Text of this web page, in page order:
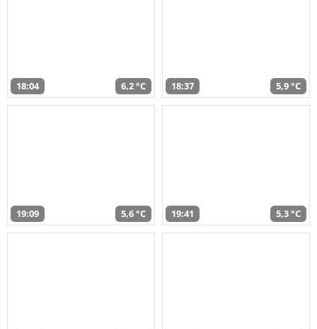
18:04 6,2 °C 18:37 5,9 °C
19:09 5,6 °C 19:41 5,3 °C